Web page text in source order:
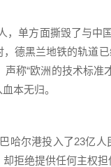
，单方面撕毁了与中
德黑兰地铁的轨道
称“欧洲的技术标准
本无归。
哈尔港投入了23亿
拒绝提供任何主权